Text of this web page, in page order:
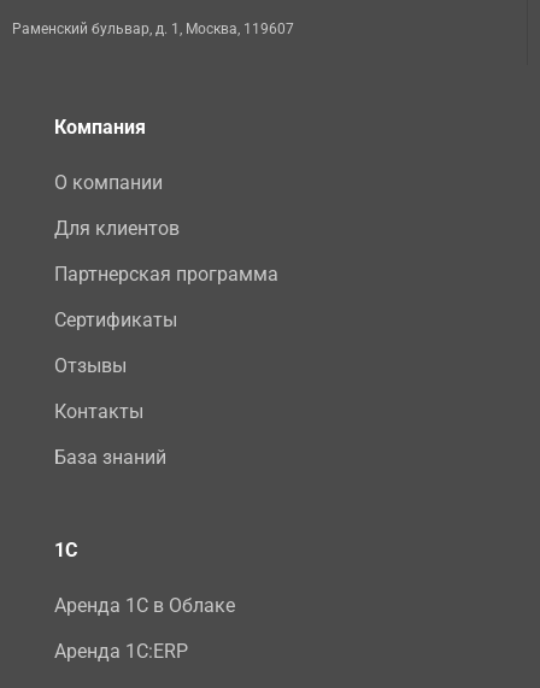
Раменский бульвар, д. 1 , Москва, 119607
Компания
О компании
Для клиентов
Партнерская программа
Сертификаты
Отзывы
Контакты
База знаний
1С
Аренда 1С в Облаке
Аренда 1С:ERP